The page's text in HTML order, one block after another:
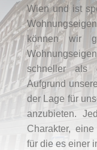
Wien und ist
können wir
schneller als
Aufgrund
der Lage für
anzubieten.
Charakter,
für die es einer